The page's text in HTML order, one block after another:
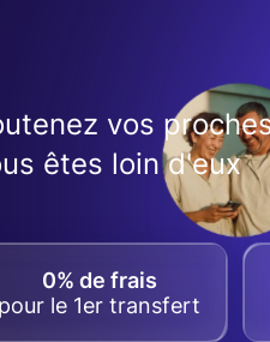
vos
êtes loin d'eux
0% de frais
pour le 1er transfert